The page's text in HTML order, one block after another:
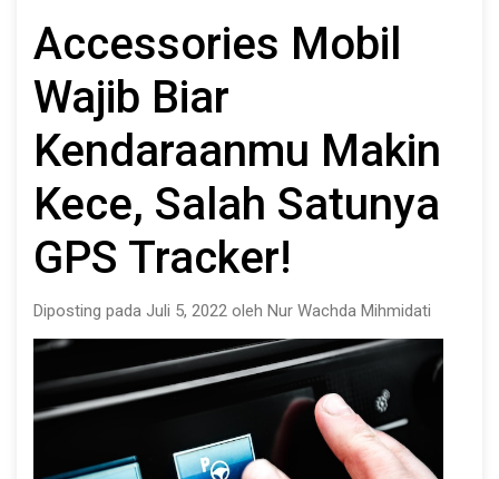
Accessories Mobil
Wajib Biar
Kendaraanmu Makin
Kece, Salah Satunya
GPS Tracker!
Diposting pada Juli 5, 2022 oleh Nur Wachda Mihmidati